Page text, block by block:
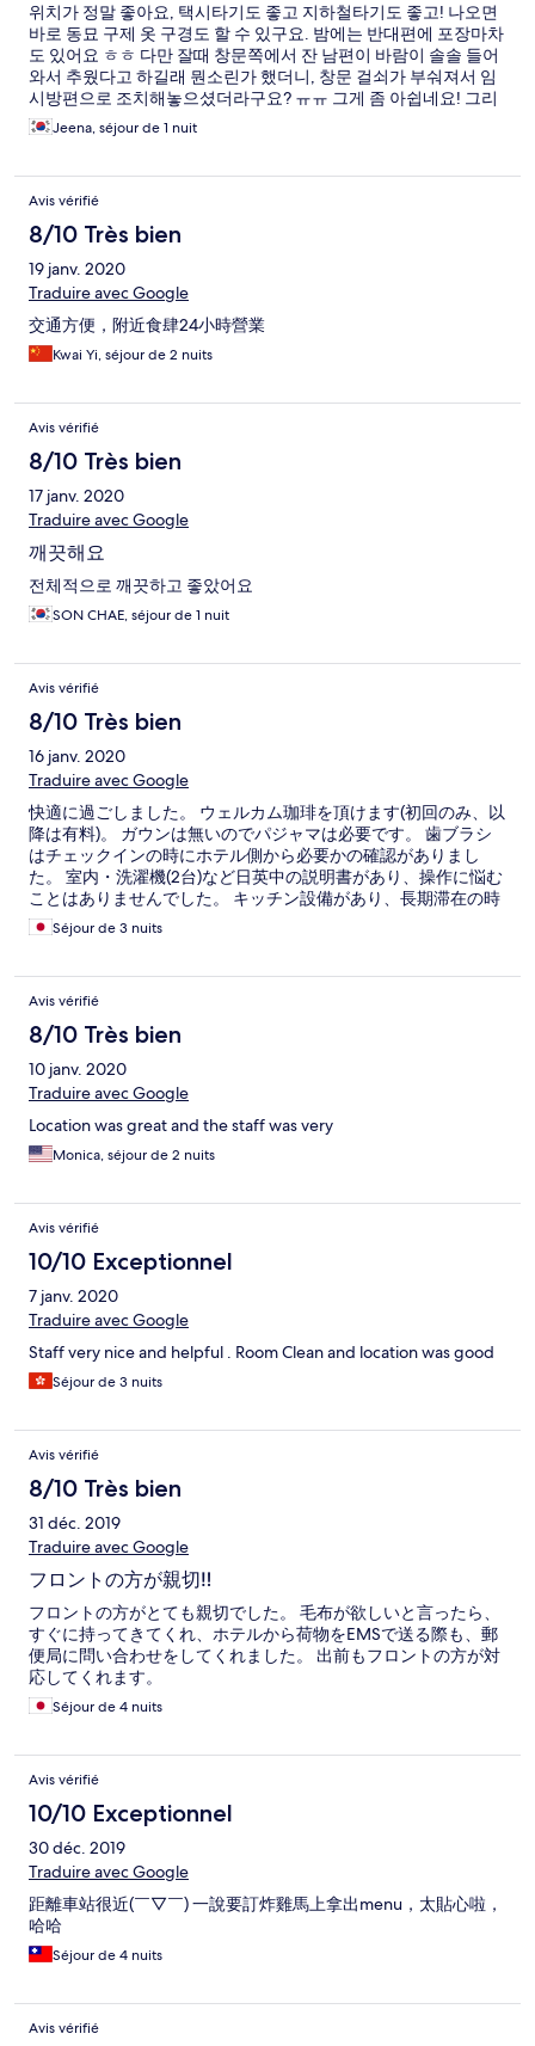
위치가 정말 좋아요, 택시타기도 좋고 지하철타기도 좋고! 나오면
바로 동묘 구제 옷 구경도 할 수 있구요. 밤에는 반대편에 포장마차
도 있어요 ㅎㅎ 다만 잘때 창문쪽에서 잔 남편이 바람이 솔솔 들어
와서 추웠다고 하길래 뭔소린가 했더니, 창문 걸쇠가 부숴져서 임
시방편으로 조치해놓으셨더라구요? ㅠㅠ 그게 좀 아쉽네요! 그리
고 수건이... 너무 얇고 질이 별로에요ㅠㅠ 요 두개 빼면 다 괜찮았
어요! 가성비는 좋아요
Jeena, séjour de 1 nuit
Avis vérifié
8/10 Très bien
19 janv. 2020
Traduire avec Google
交通方便，附近食肆24小時營業
Kwai Yi, séjour de 2 nuits
Avis vérifié
8/10 Très bien
17 janv. 2020
Traduire avec Google
깨끗해요
전체적으로 깨끗하고 좋았어요
SON CHAE, séjour de 1 nuit
Avis vérifié
8/10 Très bien
16 janv. 2020
Traduire avec Google
快適に過ごしました。 ウェルカム珈琲を頂けます(初回のみ、以
降は有料)。 ガウンは無いのでパジャマは必要です。 歯ブラシ
はチェックインの時にホテル側から必要かの確認がありまし
た。 室内・洗濯機(2台)など日英中の説明書があり、操作に悩む
ことはありませんでした。 キッチン設備があり、長期滞在の時
は調理道具の貸出あります(対象の滞在期間は不明)。
Séjour de 3 nuits
Avis vérifié
8/10 Très bien
10 janv. 2020
Traduire avec Google
Location was great and the staff was very
Monica, séjour de 2 nuits
Avis vérifié
10/10 Exceptionnel
7 janv. 2020
Traduire avec Google
Staff very nice and helpful . Room Clean and location was good
Séjour de 3 nuits
Avis vérifié
8/10 Très bien
31 déc. 2019
Traduire avec Google
フロントの方が親切‼︎
フロントの方がとても親切でした。 毛布が欲しいと言ったら、
すぐに持ってきてくれ、ホテルから荷物をEMSで送る際も、郵
便局に問い合わせをしてくれました。 出前もフロントの方が対
応してくれます。
Séjour de 4 nuits
Avis vérifié
10/10 Exceptionnel
30 déc. 2019
Traduire avec Google
距離車站很近(￣▽￣) 一說要訂炸雞馬上拿出menu，太貼心啦，
哈哈
Séjour de 4 nuits
Avis vérifié